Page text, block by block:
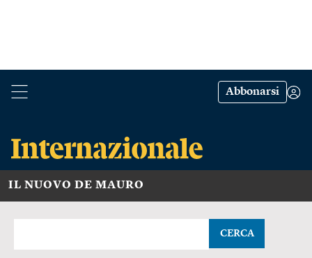
Abbonarsi
IL NUOVO DE MAURO
CERCA